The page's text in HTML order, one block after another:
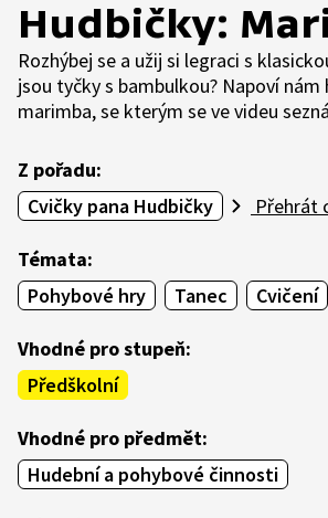
Hudbičky:
Rozhýbej se a užij si legraci s
jsou tyčky s bambulkou? Napoví
marimba, se kterým se ve videu
Z pořadu:
Cvičky pana Hudbičky
Přehrát
Témata:
Pohybové hry
Tanec Cvičení
Vhodné pro stupeň:
Předškolní
Vhodné pro předmět:
Hudební a pohybové činnosti